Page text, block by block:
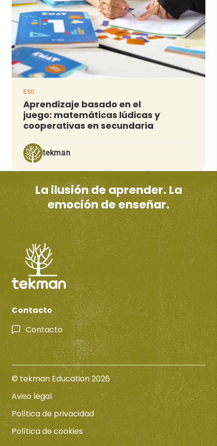
ESO
Aprendizaje basado en el
juego: matemáticas lúdicas y
cooperativas en secundaria
tekman
La ilusión de aprender. La
emoción de enseñar.
Contacto
Contacto
© tekman Education 2026
Aviso legal
Política de privacidad
Política de cookies